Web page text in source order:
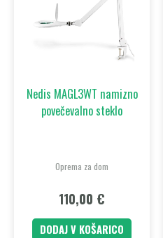
Nedis MAGL3WT namizno
povečevalno steklo
Oprema za dom
110,00 €
DODAJ V KOŠARICO